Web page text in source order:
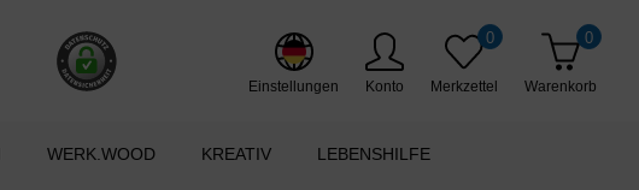
Einstellungen Konto Merkzettel
0
Warenkorb
0
WERK.WOOD KREATIV LEBENSHILFE